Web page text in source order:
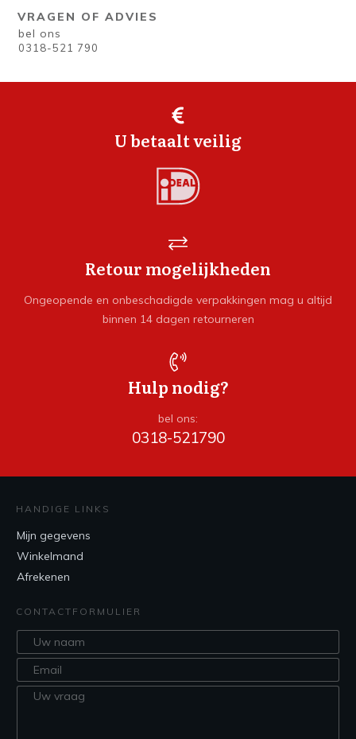
VRAGEN OF ADVIES
bel ons
0318-521 790
U betaalt veilig
Retour mogelijkheden
Ongeopende en onbeschadigde verpakkingen mag u altijd
binnen 14 dagen retourneren
Hulp nodig?
bel ons:
0318-521790
HANDIGE LINKS
Mijn gegevens
Winkelmand
Afrekenen
CONTACTFORMULIER